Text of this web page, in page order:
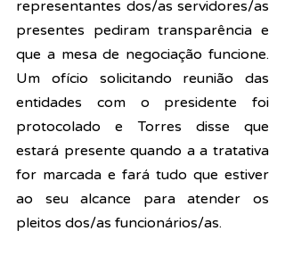
representantes dos/as servidores/as
presentes pediram transparência e
que a mesa de negociação funcione.
Um ofício solicitando reunião das
entidades com o presidente foi
protocolado e Torres disse que
estará presente quando a a tratativa
for marcada e fará tudo que estiver
ao seu alcance para atender os
pleitos dos/as funcionários/as.